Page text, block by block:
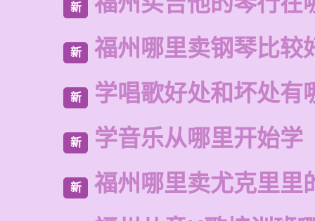
新
新 福州哪里卖钢琴比较
新 学唱歌好处和坏处有
新 学音乐从哪里开始学
新 福州哪里卖尤克里里